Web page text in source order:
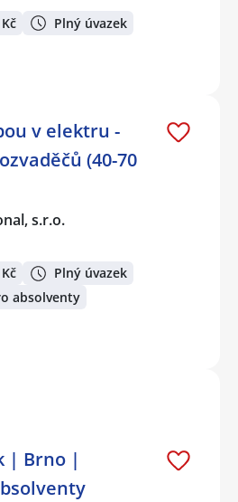
Plný úvazek
v elektru -
(40-70
s.r.o.
Plný úvazek
absolventy
| Brno |